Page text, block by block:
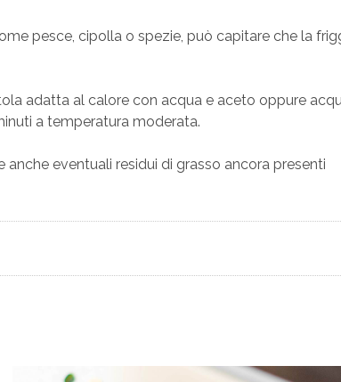
pesce, cipolla o spezie, può capitare che la
adatta al calore con acqua e aceto oppure
a temperatura moderata.
eventuali residui di grasso ancora presenti